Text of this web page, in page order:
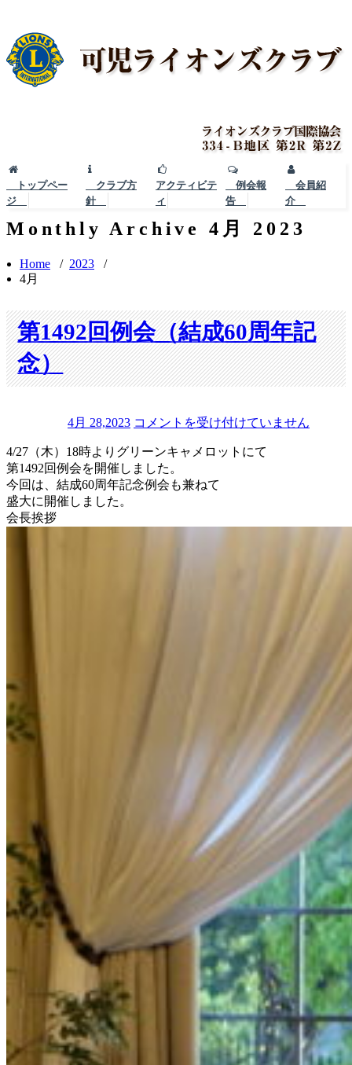
トップペー
ジ
クラブ方
針
アクティビテ
ィ
例会報
告
会員紹
介
Monthly Archive 4月 2023
Home / 2023 /
4月
第1492回例会（結成60周年記
念）
4月 28,2023
1
4
9
2
回
例
コメントを受け付けていません
4/27（木）18時よりグリーンキャメロットにて
第1492回例会を開催しました。
今回は、結成60周年記念例会も兼ねて
盛大に開催しました。
会長挨拶